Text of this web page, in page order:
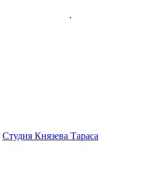
.
Студия Князева Тараса